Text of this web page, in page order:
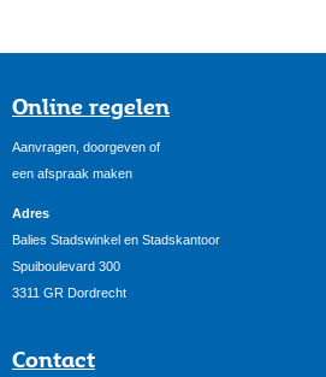
Online regelen
Aanvragen, doorgeven of
een afspraak maken
Adres
Balies Stadswinkel en Stadskantoor
Spuiboulevard 300
3311 GR Dordrecht
Contact